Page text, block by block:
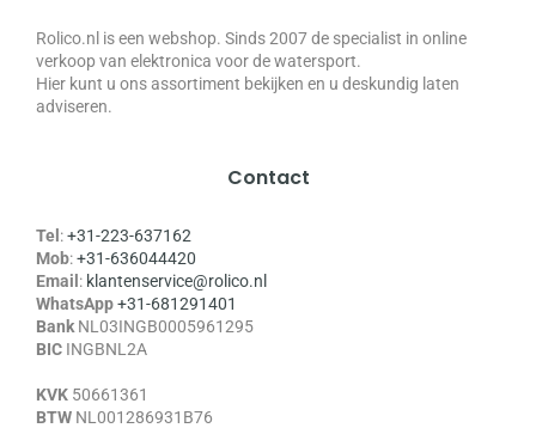
Rolico.nl is een webshop. Sinds 2007 de specialist in online
verkoop van elektronica voor de watersport.
Hier kunt u ons assortiment bekijken en u deskundig laten
adviseren.
Contact
Tel:+31-223-637162
Mob:+31-636044420
Email: klantenservice@rolico.nl
WhatsApp+31-681291401
Bank NL03INGB0005961295
BIC INGBNL2A
KVK 50661361
BTW NL001286931B76